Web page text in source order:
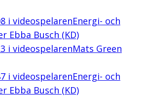
i videospelarenEnergi- och
Ebba Busch (KD)
i videospelarenMats Green
i videospelarenEnergi- och
Ebba Busch (KD)